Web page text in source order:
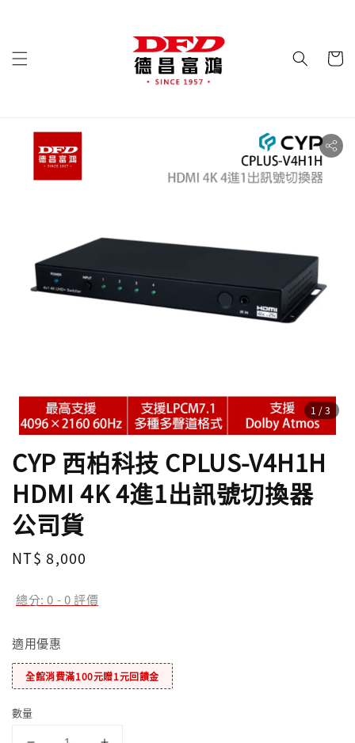
1 /3
CYP 西柏科技 CPLUS-V4H1H
HDMI 4K 4進1出訊號切換器
公司貨
Regular
NT$ 8,000
總分:0 -0評價
適用優惠
全館消費滿100元贈1元回饋金
數量